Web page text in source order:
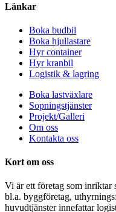
Länkar
Boka budbil
Boka hjullastare
Hyr container
Hyr kranbil
Logistik & lagring
Boka lastväxlare
Sopningstjänster
Projekt/Galleri
Om oss
Kontakta oss
Kort om oss
Vi är ett företag som inriktar
bl.a. byggföretag,
huvudtjänster innefattar